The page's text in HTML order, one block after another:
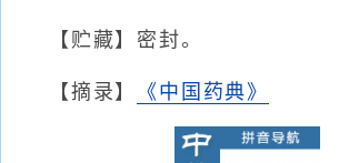
【贮藏】密封。
【摘录】 《中国药典》